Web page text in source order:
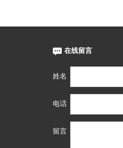
在线留言
姓名
电话
留言